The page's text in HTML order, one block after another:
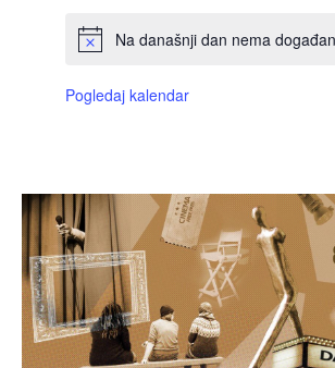
Na današnji dan nema
Pogledaj kalendar